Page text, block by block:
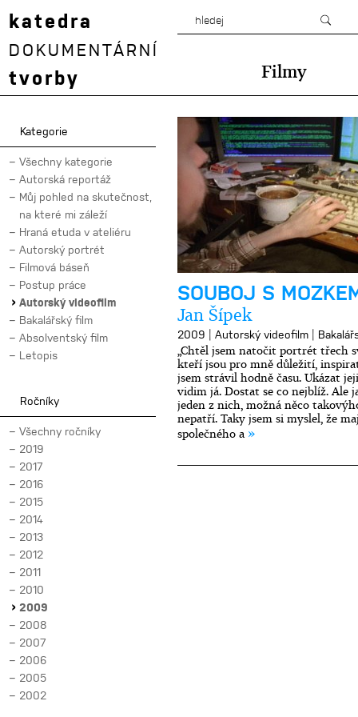
katedra
DOKUMENTÁRNÍ
tvorby Filmy
Kategorie
Všechny kategorie
Autorská reportáž
Můj pohled na skutečnost,
na které mi záleží
Hraná etuda v ateliéru
Autorský portrét
Filmová báseň
Postup práce
Autorský videofilm
Bakalářský film
Absolventský film
Letopis
Ročníky
Všechny ročníky
2019
2017
2016
2015
2014
2013
2012
2011
2010
2009
2008
2007
2006
2005
2002
SOUBOJ S
Jan Šípek
2009 | Autorský videofilm |
„Chtěl jsem natočit portrét třech
kteří jsou pro mně důležití,
jsem strávil hodně času. Ukázat
vidim já. Dostat se co nejblíž. Ale
jeden z nich, možná něco
nepatří. Taky jsem si myslel, že
společného a »